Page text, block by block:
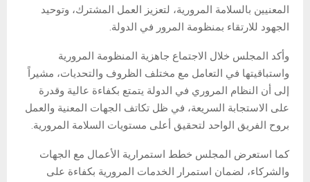
المعنيين بالسلامة المرورية، لتعزيز العمل المشترك، وتوحيد
الجهود للارتقاء بمنظومة المرور في الدولة.
وأكد المجلس خلال الاجتماع جاهزية المنظومة المرورية
واستباقيتها في التعامل مع مختلف الظروف والتحديات، مشيراً
إلى أن النظام المروري في الدولة يتمتع بكفاءة عالية وقدرة
على الاستجابة السريعة، في ظل تكاتف الجهات المعنية والعمل
بروح الفريق الواحد لتحقيق أعلى مستويات السلامة المرورية.
كما استعرض المجلس خطط استمرارية الأعمال مع الجهات
والشركاء، لضمان استمرار الخدمات المرورية بكفاءة على